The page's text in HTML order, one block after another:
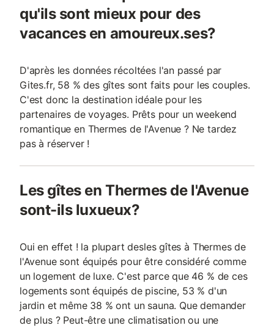
qu'ils sont mieux pour des
vacances en amoureux.ses?
D'après les données récoltées l'an passé par
Gites.fr, 58 % des gîtes sont faits pour les couples.
C'est donc la destination idéale pour les
partenaires de voyages. Prêts pour un weekend
romantique en Thermes de l'Avenue ? Ne tardez
pas à réserver !
Les gîtes en Thermes de l'Avenue
sont-ils luxueux?
Oui en effet ! la plupart desles gîtes à Thermes de
l'Avenue sont équipés pour être considéré comme
un logement de luxe. C'est parce que 46 % de ces
logements sont équipés de piscine, 53 % d'un
jardin et même 38 % ont un sauna. Que demander
de plus ? Peut-être une climatisation ou une